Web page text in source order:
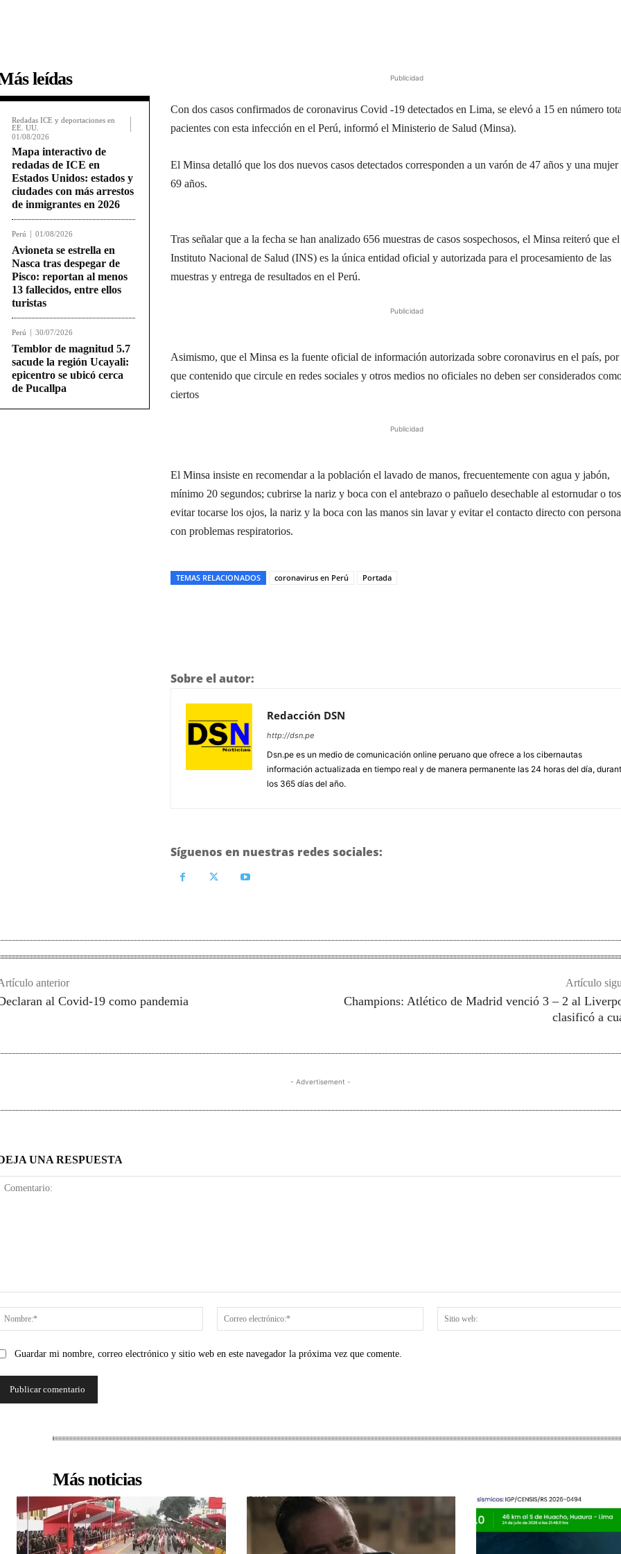
leídas
Redadas ICE y deportaciones en
EE. UU.
01/08/2026
Mapa interactivo de
redadas de ICE en
Estados Unidos: estados y
ciudades con más arrestos
de inmigrantes en 2026
Perú 01/08/2026
Avioneta se estrella en
Nasca tras despegar de
Pisco: reportan al menos
13 fallecidos, entre ellos
turistas
Perú 30/07/2026
Temblor de magnitud 5.7
sacude la región Ucayali:
epicentro se ubicó cerca
de Pucallpa
Publicidad
Con dos casos confirmados de coronavirus Covid -19 detectados en Lima, se elevó a 15 en número
pacientes con esta infección en el Perú, informó el Ministerio de Salud (Minsa).
El Minsa detalló que los dos nuevos casos detectados corresponden a un varón de 47 años y una mujer
69 años.
Tras señalar que a la fecha se han analizado 656 muestras de casos sospechosos, el Minsa reiteró que el
Instituto Nacional de Salud (INS) es la única entidad oficial y autorizada para el procesamiento de las
muestras y entrega de resultados en el Perú.
Publicidad
Asimismo, que el Minsa es la fuente oficial de información autorizada sobre coronavirus en el país,
que contenido que circule en redes sociales y otros medios no oficiales no deben ser considerados
ciertos
Publicidad
El Minsa insiste en recomendar a la población el lavado de manos, frecuentemente con agua y jabón,
mínimo 20 segundos; cubrirse la nariz y boca con el antebrazo o pañuelo desechable al estornudar o
evitar tocarse los ojos, la nariz y la boca con las manos sin lavar y evitar el contacto directo con
con problemas respiratorios.
TEMAS RELACIONADOS coronavirus en Perú Portada
Sobre el autor:
Redacción DSN
http://dsn.pe
Dsn.pe es un medio de comunicación online peruano que ofrece a los cibernautas
información actualizada en tiempo real y de manera permanente las 24 horas del día,
los 365 días del año.
Síguenos en nuestras redes sociales:
anterior
al Covid-19 como pandemia
Artículo
Champions: Atlético de Madrid venció 3 – 2 al
clasificó a
- Advertisement -
UNA RESPUESTA
Nombre:*
Correo
electrónico:*
Guardar mi nombre, correo electrónico y sitio web en este navegador la próxima vez que comente.
Más noticias